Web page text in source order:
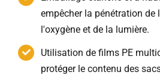
empêcher la pénétration de
l'oxygène et de la lumière.
Utilisation de films PE
protéger le contenu des